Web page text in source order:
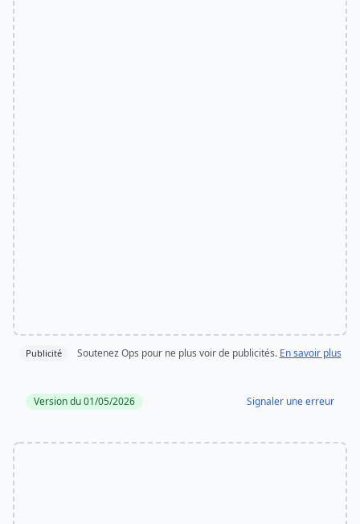
Publicité Soutenez Ops pour ne plus voir de publicités. En savoir plus
Version du 01/05/2026 Signaler une erreur